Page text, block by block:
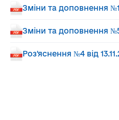
Зміни та доповнення №1
Зміни та доповнення №5
Роз'яснення №4 від